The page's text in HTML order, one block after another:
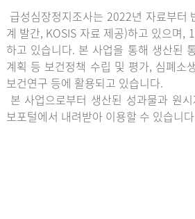
급성심장정지조사는 2022년 자료부터
계 발간, KOSIS 자료 제공)하고 있으며,
하고 있습니다. 본 사업을 통해 생산된
계획 등 보건정책 수립 및 평가, 심폐소
보건연구 등에 활용되고 있습니다.
본 사업으로부터 생산된 성과물과 원
보포털에서 내려받아 이용할 수 있습니